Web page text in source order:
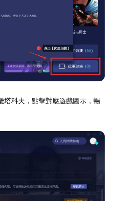
塔科夫，點擊對應遊戲圖示，暢